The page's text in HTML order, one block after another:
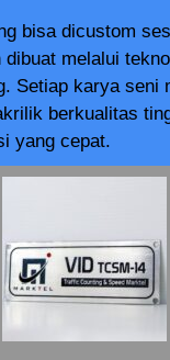
bisa dicustom
dibuat melalui
Setiap karya seni
berkualitas
yang cepat.